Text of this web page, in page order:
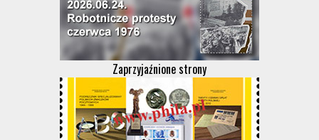
Zaprzyjaźnione strony